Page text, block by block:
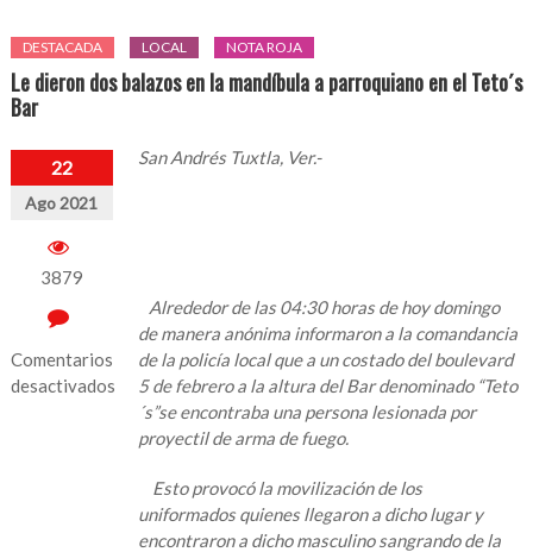
DESTACADA LOCAL NOTA ROJA
Le dieron dos balazos en la mandíbula a parroquiano en el Teto´s
Bar
22
Ago 2021
3879
Comentarios
desactivados
San Andrés Tuxtla, Ver.-
Alrededor de las 04:30 horas de hoy domingo
de manera anónima informaron a la comandancia
de la policía local que a un costado del boulevard
5 de febrero a la altura del Bar denominado “Teto
´s”se encontraba una persona lesionada por
proyectil de arma de fuego.
Esto provocó la movilización de los
uniformados quienes llegaron a dicho lugar y
encontraron a dicho masculino sangrando de la